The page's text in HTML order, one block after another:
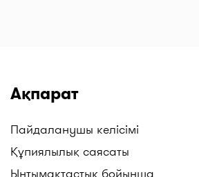
Ақпарат
Пайдаланушы келісімі
Құпиялылық саясаты